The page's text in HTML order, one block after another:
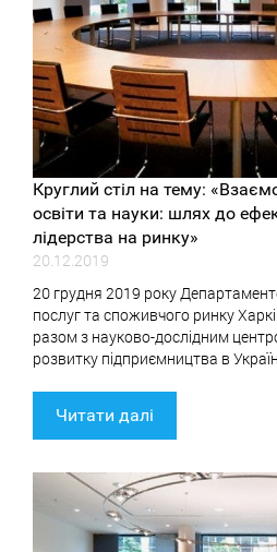
Круглий стіл на тему:
освіти та науки: шлях до
лідерства на ринку»
20.12.2019
20 грудня 2019 року
послуг та споживчого ринку
разом з науково-дослідним
розвитку підприємництва в
Читати далі